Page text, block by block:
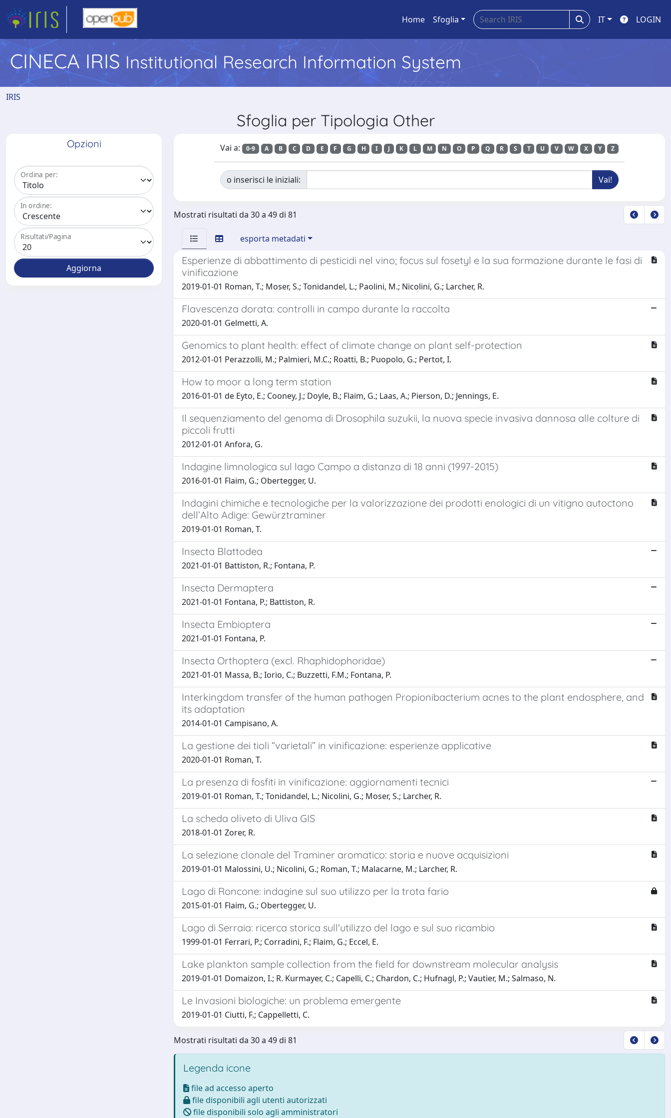
Home Sfoglia IT LOGIN
CINECA IRIS Institutional Research Information System
IRIS
Sfoglia per Tipologia Other
Opzioni
Ordina per:
In ordine:
Risultati/Pagina
Vai a: 0-9 A B C D E F G H I J K L M N O P Q R S T U V W X Y Z
o inserisci le iniziali:
Mostrati risultati da 30 a 49 di 81
esporta metadati
Esperienze di abbattimento di pesticidi nel vino; focus sul fosetyl e la sua formazione durante le fasi di
vinificazione
2019-01-01 Roman, T.; Moser, S.; Tonidandel, L.; Paolini, M.; Nicolini, G.; Larcher, R.
Flavescenza dorata: controlli in campo durante la raccolta
2020-01-01 Gelmetti, A.
Genomics to plant health: effect of climate change on plant self-protection
2012-01-01 Perazzolli, M.; Palmieri, M.C.; Roatti, B.; Puopolo, G.; Pertot, I.
How to moor a long term station
2016-01-01 de Eyto, E.; Cooney, J.; Doyle, B.; Flaim, G.; Laas, A.; Pierson, D.; Jennings, E.
Il sequenziamento del genoma di Drosophila suzukii, la nuova specie invasiva dannosa alle colture di
piccoli frutti
2012-01-01 Anfora, G.
Indagine limnologica sul lago Campo a distanza di 18 anni (1997-2015)
2016-01-01 Flaim, G.; Obertegger, U.
Indagini chimiche e tecnologiche per la valorizzazione dei prodotti enologici di un vitigno autoctono
dell’Alto Adige: Gewürztraminer
2019-01-01 Roman, T.
Insecta Blattodea
2021-01-01 Battiston, R.; Fontana, P.
Insecta Dermaptera
2021-01-01 Fontana, P.; Battiston, R.
Insecta Embioptera
2021-01-01 Fontana, P.
Insecta Orthoptera (excl. Rhaphidophoridae)
2021-01-01 Massa, B.; Iorio, C.; Buzzetti, F.M.; Fontana, P.
Interkingdom transfer of the human pathogen Propionibacterium acnes to the plant endosphere, and
its adaptation
2014-01-01 Campisano, A.
La gestione dei tioli “varietali” in vinificazione: esperienze applicative
2020-01-01 Roman, T.
La presenza di fosfiti in vinificazione: aggiornamenti tecnici
2019-01-01 Roman, T.; Tonidandel, L.; Nicolini, G.; Moser, S.; Larcher, R.
La scheda oliveto di Uliva GIS
2018-01-01 Zorer, R.
La selezione clonale del Traminer aromatico: storia e nuove acquisizioni
2019-01-01 Malossini, U.; Nicolini, G.; Roman, T.; Malacarne, M.; Larcher, R.
Lago di Roncone: indagine sul suo utilizzo per la trota fario
2015-01-01 Flaim, G.; Obertegger, U.
Lago di Serraia: ricerca storica sull'utilizzo del lago e sul suo ricambio
1999-01-01 Ferrari, P.; Corradini, F.; Flaim, G.; Eccel, E.
Lake plankton sample collection from the field for downstream molecular analysis
2019-01-01 Domaizon, I.; R. Kurmayer, C.; Capelli, C.; Chardon, C.; Hufnagl, P.; Vautier, M.; Salmaso, N.
Le Invasioni biologiche: un problema emergente
2019-01-01 Ciutti, F.; Cappelletti, C.
Mostrati risultati da 30 a 49 di 81
Legenda icone
file ad accesso aperto
file disponibili agli utenti autorizzati
file disponibili solo agli amministratori